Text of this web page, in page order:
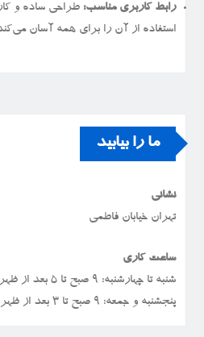
رابط کاربری مناسب: طراحی ساده و
استفاده از آن را برای همه آسان
ما را بیابید
نشانی
تهران خیابان فاطمی
ساعت کاری
شنبه تا چهارشنبه: ۹ صبح تا ۵ بعد از ظهر
پنجشنبه و جمعه: ۹ صبح تا ۳ بعد از ظهر